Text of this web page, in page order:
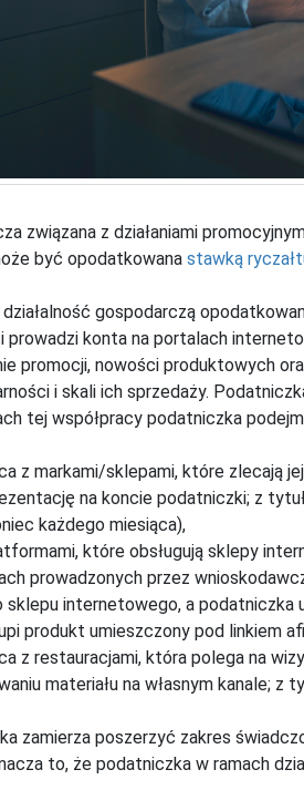
związana z działaniami
być opodatkowana stawką
gospodarczą
prowadzi konta na portalach
promocji, nowości produktowych
i skali ich sprzedaży.
tej współpracy podatniczka
z markami/sklepami, które zlecają
na koncie podatniczki; z
każdego miesiąca),
które obsługują sklepy
prowadzonych przez
sklepu internetowego, a
produkt umieszczony pod linkiem
z restauracjami, która polega na
materiału na własnym kanale;
zamierza poszerzyć zakres
to, że podatniczka w ramach